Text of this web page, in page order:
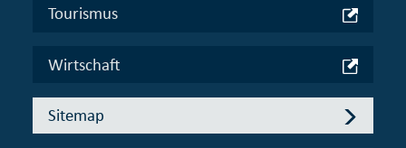
Tourismus
Wirtschaft
Sitemap